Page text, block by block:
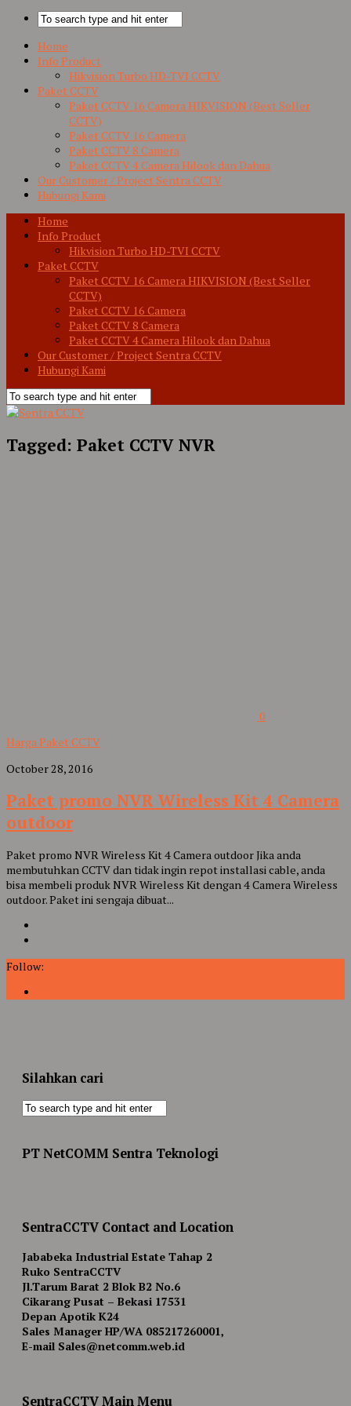
Home
Info Product
Hikvision Turbo HD-TVI CCTV
Paket CCTV
Paket CCTV 16 Camera HIKVISION (Best Seller
CCTV)
Paket CCTV 16 Camera
Paket CCTV 8 Camera
Paket CCTV 4 Camera Hilook dan Dahua
Our Customer / Project Sentra CCTV
Hubungi Kami
Home
Info Product
Hikvision Turbo HD-TVI CCTV
Paket CCTV
Paket CCTV 16 Camera HIKVISION (Best Seller
CCTV)
Paket CCTV 16 Camera
Paket CCTV 8 Camera
Paket CCTV 4 Camera Hilook dan Dahua
Our Customer / Project Sentra CCTV
Hubungi Kami
Tagged: Paket CCTV NVR
0
Harga Paket CCTV
October 28, 2016
Paket promo NVR Wireless Kit 4 Camera
outdoor
Paket promo NVR Wireless Kit 4 Camera outdoor Jika anda
membutuhkan CCTV dan tidak ingin repot installasi cable, anda
bisa membeli produk NVR Wireless Kit dengan 4 Camera Wireless
outdoor. Paket ini sengaja dibuat...
Follow:
Silahkan cari
PT NetCOMM Sentra Teknologi
SentraCCTV Contact and Location
Jababeka Industrial Estate Tahap 2
Ruko SentraCCTV
Jl.Tarum Barat 2 Blok B2 No.6
Cikarang Pusat – Bekasi 17531
Depan Apotik K24
Sales Manager HP/WA 085217260001,
E-mail Sales@netcomm.web.id
SentraCCTV Main Menu